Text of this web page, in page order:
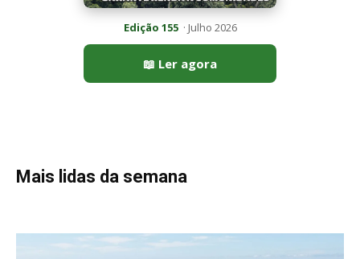
Peixe-lua emerge horizontalmente na superfície oceânica para
permitir que aves marinhas removam ectoparasitas